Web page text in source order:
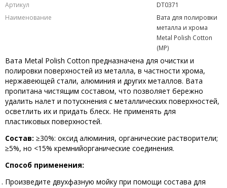
Артикул
DT0371
Наименование
Вата для полировки
металла и хрома
Metal Polish Cotton
(MP)
Вата Metal Polish Cotton предназначена для очистки и
полировки поверхностей из металла, в частности хрома,
нержавеющей стали, алюминия и других металлов. Вата
пропитана чистящим составом, что позволяет бережно
удалить налет и потускнения с металлических поверхностей,
осветлить их и придать блеск. Не применять для
пластиковых поверхностей.
Состав: ≥30%: оксид алюминия, органические растворители;
≥5%, но <15% кремнийорганические соединения.
Способ применения:
Произведите двухфазную мойку при помощи состава для